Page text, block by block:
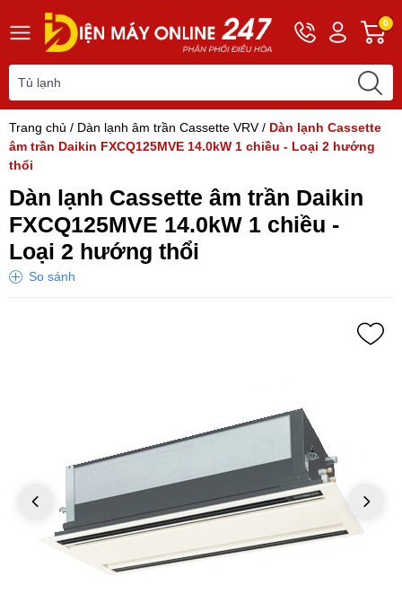
Hotline
0243
Tài
khoản
Khách
0
Trang chủ / Dàn lạnh âm trần Cassette VRV/ Dàn lạnh Cassette
âm trần Daikin FXCQ125MVE 14.0kW 1 chiều - Loại 2 hướng
thổi
Dàn lạnh Cassette âm trần Daikin
FXCQ125MVE 14.0kW 1 chiều -
Loại 2 hướng thổi
So sánh